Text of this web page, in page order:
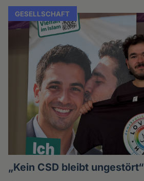
GESELLSCHAFT
„Kein CSD bleibt ungestört“